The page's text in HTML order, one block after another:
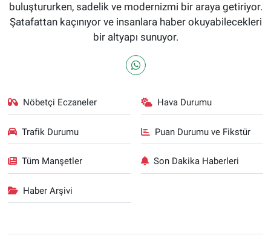
buluştururken, sadelik ve modernizmi bir araya getiriyor.
Şatafattan kaçınıyor ve insanlara haber okuyabilecekleri
bir altyapı sunuyor.
Nöbetçi Eczaneler Hava Durumu
Trafik Durumu Puan Durumu ve Fikstür
Tüm Manşetler Son Dakika Haberleri
Haber Arşivi